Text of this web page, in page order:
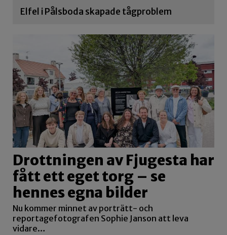
Elfel i Pålsboda skapade tågproblem
Drottningen av Fjugesta har
fått ett eget torg – se
hennes egna bilder
Nu kommer minnet av porträtt- och
reportagefotografen Sophie Janson att leva
vidare…